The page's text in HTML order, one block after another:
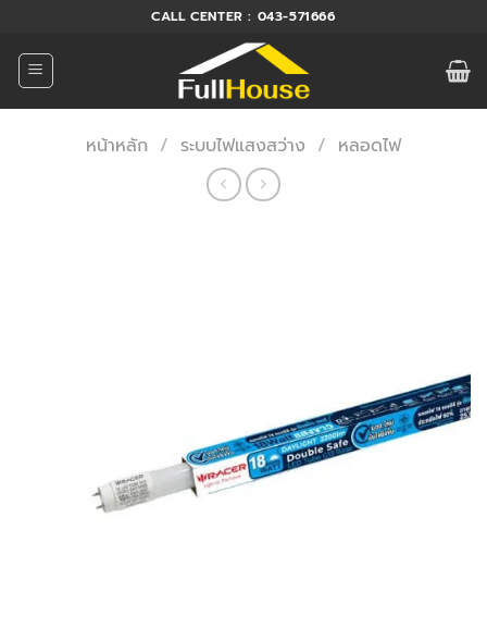
ยัง
เนื้อหา
CALL CENTER : 043-571666
หน้าหลัก / ระบบไฟแสงสว่าง / หลอดไฟ